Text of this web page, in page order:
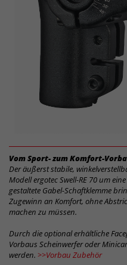
Vom Sport- zum Komfort-
Der äußerst stabile,
Modell ergotec Swell-RE 70 um
gestaltete Gabel-Schaftklemme
Zugewinn an Komfort, ohne
machen zu müssen.
Durch die optional erhältliche
Vorbaus Scheinwerfer oder
werden. >>Vorbau Zubehör